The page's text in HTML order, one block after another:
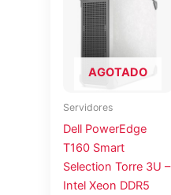
AGOTADO
Servidores
Dell PowerEdge
T160 Smart
Selection Torre 3U –
Intel Xeon DDR5